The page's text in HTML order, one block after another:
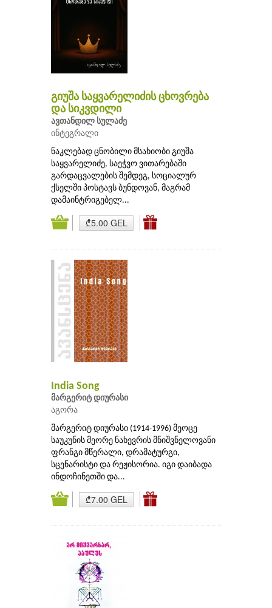
გიუშა საყვარელიძის ცხოვრება
და სიკვდილი
ავთანდილ სულაძე
ინტეგრალი
ნაკლებად ცნობილი მსახიობი გიუშა
საყვარელიძე, საეჭვო ვითარებაში
გარდაცვალების შემდეგ, სოციალურ
ქსელში პოსტავს ბუნდოვან, მაგრამ
დამაინტრიგებელ...
₾5.00 GEL
India Song
მარგერიტ დიურასი
აგორა
მარგერიტ დიურასი (1914-1996) მეოცე
საუკუნის მეორე ნახევრის მნიშვნელოვანი
ფრანგი მწერალი, დრამატურგი,
სცენარისტი და რეჟისორია. იგი დაიბადა
ინდოჩინეთში და...
₾7.00 GEL